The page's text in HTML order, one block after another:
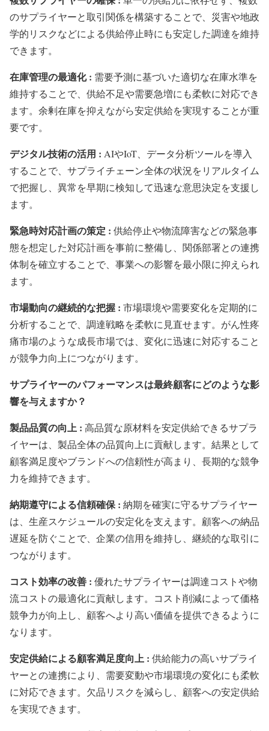
のサプライヤーと取引関係を構築することで、災害や地政
学的リスクなどによる供給停止時にも安定した調達を維持
できます。
在庫管理の最適化 : 需要予測に基づいた適切な在庫水準を
維持することで、供給不足や需要急増にも柔軟に対応でき
ます。余剰在庫を抑えながら安定供給を実現することが重
要です。
デジタル技術の活用 : AIやIoT、データ分析ツールを導入
することで、サプライチェーン全体の状況をリアルタイム
で把握し、異常を早期に検知して迅速な意思決定を支援し
ます。
緊急時対応計画の策定 : 供給停止や物流障害などの緊急事
態を想定した対応計画を事前に整備し、関係部署との連携
体制を確立することで、事業への影響を最小限に抑えられ
ます。
市場動向の継続的な把握 : 市場環境や需要変化を定期的に
分析することで、調達戦略を柔軟に見直せます。がん性疼
痛市場のような成長市場では、変化に迅速に対応すること
が競争力向上につながります。
サプライヤーのパフォーマンスは最終顧客にどのような影
響を与えますか？
製品品質の向上 : 高品質な原材料を安定供給できるサプラ
イヤーは、製品全体の品質向上に貢献します。結果として
顧客満足度やブランドへの信頼性が高まり、長期的な競争
力を維持できます。
納期遵守による信頼確保 : 納期を確実に守るサプライヤー
は、生産スケジュールの安定化を支えます。顧客への納品
遅延を防ぐことで、企業の信用を維持し、継続的な取引に
つながります。
コスト効率の改善 : 優れたサプライヤーは調達コストや物
流コストの最適化に貢献します。コスト削減によって価格
競争力が向上し、顧客へより高い価値を提供できるように
なります。
安定供給による顧客満足度向上 : 供給能力の高いサプライ
ヤーとの連携により、需要変動や市場環境の変化にも柔軟
に対応できます。欠品リスクを減らし、顧客への安定供給
を実現できます。